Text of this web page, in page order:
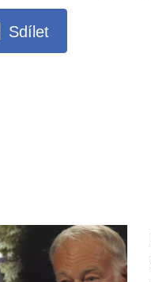
Sdílet